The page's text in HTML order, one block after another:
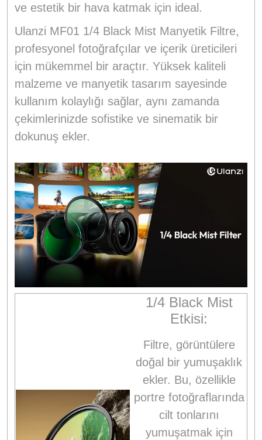
ve estetik bir hava katmak için ideal.
Ulanzi MF01 1/4 Black Mist Manyetik Filtre,
profesyonel fotoğrafçılar ve içerik üreticileri
için mükemmel bir araçtır. Yüksek kaliteli
malzeme ve manyetik tasarım sayesinde
kullanım kolaylığı sağlar, aynı zamanda
çekimlerinizde sofistike ve sinematik bir
dokunuş ekler.
1/4 Black Mist
Etkisi:
Filtre, görüntülere
doğal bir yumuşaklık
ekler. Bu, özellikle
portre fotoğraflarında
cilt tonlarını
yumuşatmak için